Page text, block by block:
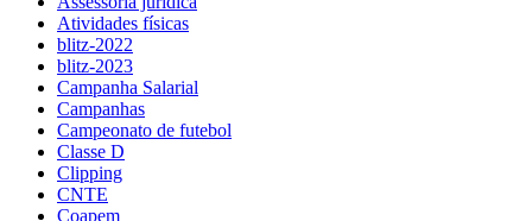
Atividades físicas
blitz-2022
blitz-2023
Campanha Salarial
Campanhas
Campeonato de futebol
Classe D
Clipping
CNTE
Coapem